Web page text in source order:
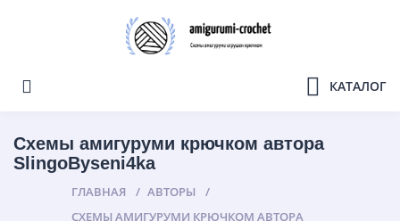
КАТАЛОГ
Cхемы амигуруми крючком автора
SlingoByseni4ka
ГЛАВНАЯ
АВТОРЫ
CХЕМЫ АМИГУРУМИ КРЮЧКОМ АВТОРА